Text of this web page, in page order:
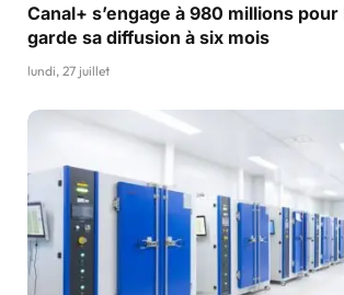
Canal+ s’engage à 980 millions
garde sa diffusion à six mois
lundi, 27 juillet